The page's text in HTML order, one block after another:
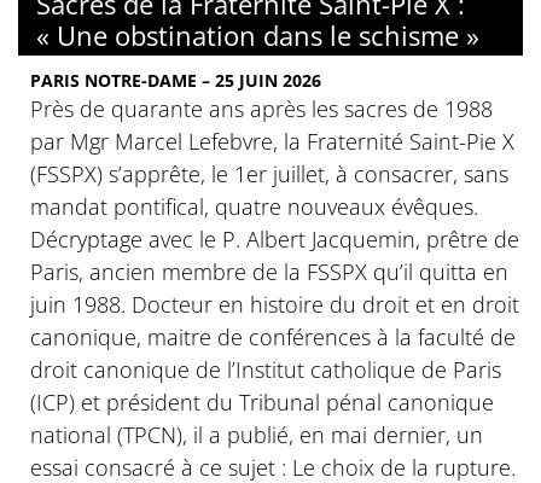
« Une obstination dans le schisme »
PARIS NOTRE-DAME – 25 JUIN 2026
Près de quarante ans après les sacres de 1988
par Mgr Marcel Lefebvre, la Fraternité Saint-Pie X
(FSSPX) s’apprête, le 1er juillet, à consacrer, sans
mandat pontifical, quatre nouveaux évêques.
Décryptage avec le P. Albert Jacquemin, prêtre de
Paris, ancien membre de la FSSPX qu’il quitta en
juin 1988. Docteur en histoire du droit et en droit
canonique, maitre de conférences à la faculté de
droit canonique de l’Institut catholique de Paris
(ICP) et président du Tribunal pénal canonique
national (TPCN), il a publié, en mai dernier, un
essai consacré à ce sujet : Le choix de la rupture.